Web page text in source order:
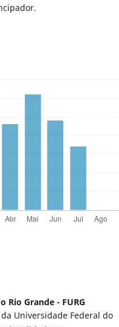
Rio Grande - FURG
Universidade Federal do